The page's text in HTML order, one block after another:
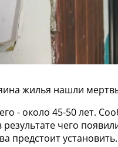
жилья нашли
- около 45-50 лет.
результате чего
предстоит установить.